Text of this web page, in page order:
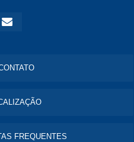
FREQUENTES